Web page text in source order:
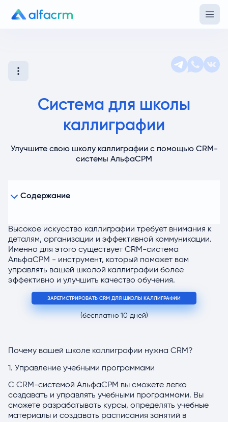
Система для школы
каллиграфии
Улучшите свою школу каллиграфии с помощью CRM-
системы АльфаСРМ
Содержание
Высокое искусство каллиграфии требует внимания к
деталям, организации и эффективной коммуникации.
Именно для этого существует CRM-система
АльфаСРМ - инструмент, который поможет вам
управлять вашей школой каллиграфии более
эффективно и улучшить качество обучения.
ЗАРЕГИСТРИРОВАТЬ CRM ДЛЯ ШКОЛЫ КАЛЛИГРАФИИ
(бесплатно 10 дней)
Почему вашей школе каллиграфии нужна CRM?
1. Управление учебными программами
С CRM-системой АльфаСРМ вы сможете легко
создавать и управлять учебными программами. Вы
сможете разрабатывать курсы, определять учебные
материалы и создавать расписания занятий в